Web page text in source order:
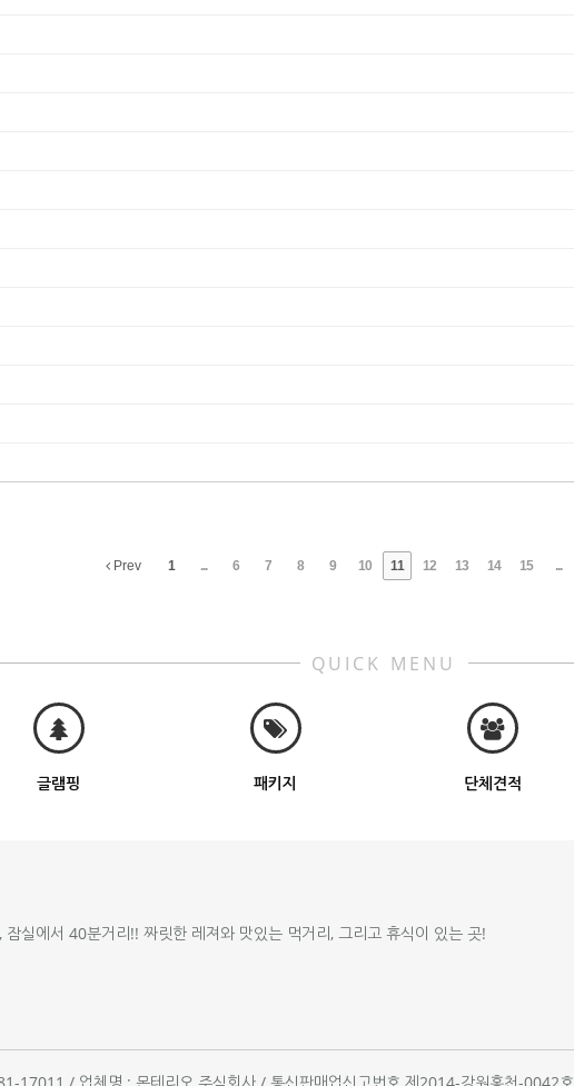
Prev 1 ... 6 7 8 9 10 11 12 13 14 15 ...
QUICK MENU
글램핑 패키지 단체견적
실에서 40분거리!! 짜릿한 레져와 맛있는 먹거리, 그리고 휴식이 있는 곳!